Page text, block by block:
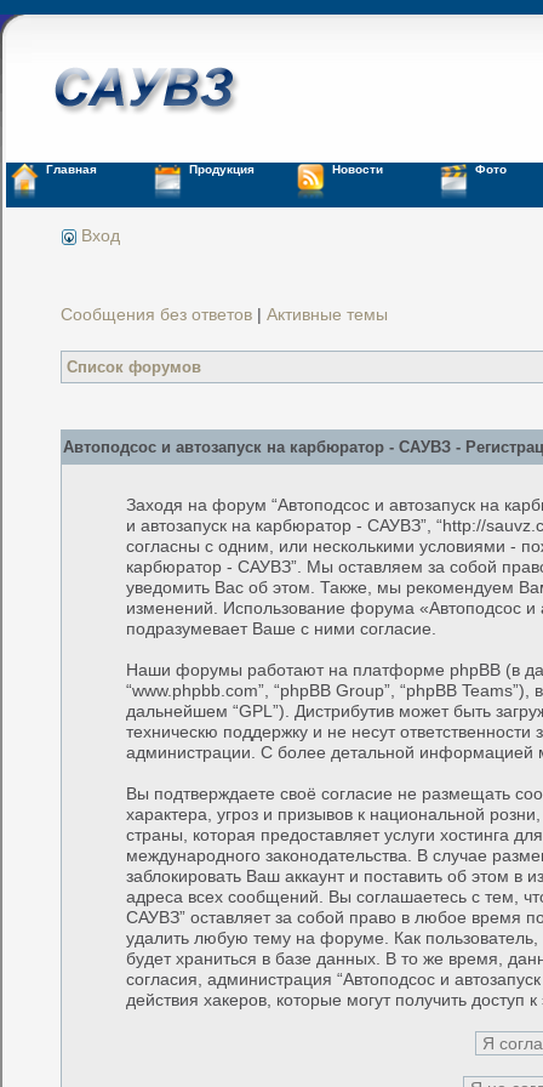
Главная Продукция Новости Фото
Вход
Сообщения без ответов |Активные темы
Список форумов
Автоподсос и автозапуск на карбюратор - САУВЗ -
Заходя на форум “Автоподсос и автозапуск на
и автозапуск на карбюратор - САУВЗ”, “http://
согласны с одним, или несколькими условиями -
карбюратор - САУВЗ”. Мы оставляем за собой
уведомить Вас об этом. Также, мы рекомендуем
изменений. Использование форума «Автоподсос
подразумевает Ваше с ними согласие.
Наши форумы работают на платформе phpBB (в
“www.phpbb.com”, “phpBB Group”, “phpBB
дальнейшем “GPL”). Дистрибутив может быть
техническю поддержку и не несут
администрации. С более детальной информацией
Вы подтверждаете своё согласие не размещать
характера, угроз и призывов к национальной
страны, которая предоставляет услуги хостинга
международного законодательства. В случае
заблокировать Ваш аккаунт и поставить об этом в
адреса всех сообщений. Вы соглашаетесь с тем,
САУВЗ” оставляет за собой право в любое время
удалить любую тему на форуме. Как
будет храниться в базе данных. В то же время,
согласия, администрация “Автоподсос и
действия хакеров, которые могут получить